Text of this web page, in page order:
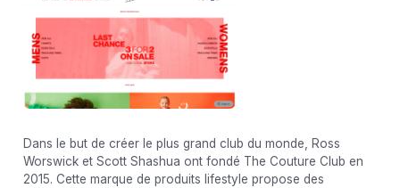
Dans le but de créer le plus grand club du monde, Ross
Worswick et Scott Shashua ont fondé The Couture Club en
2015. Cette marque de produits lifestyle propose des